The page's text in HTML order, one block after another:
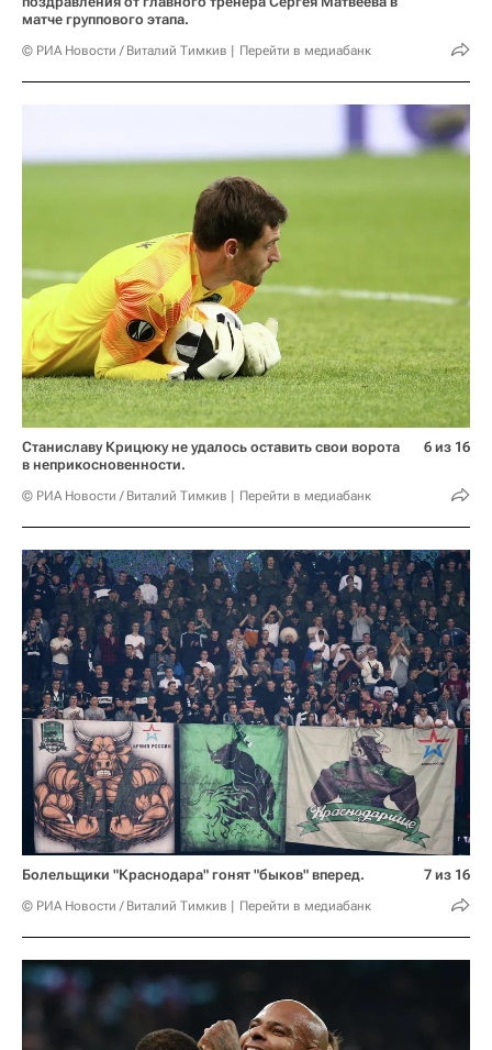
матче группового этапа.
© РИА Новости / Виталий Тимкив Перейти в медиабанк
Станиславу Крицюку не удалось оставить свои ворота
в неприкосновенности.
© РИА Новости / Виталий Тимкив Перейти в медиабанк
6 из 16
Болельщики "Краснодара" гонят "быков" вперед.
© РИА Новости / Виталий Тимкив Перейти в медиабанк
7 из 16